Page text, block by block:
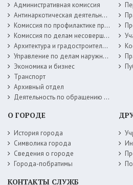
Административная комиссия
Антинаркотическая деятельность
Комиссия по профилактике правонарушений
Комиссия по делам несовершеннолетних
Архитектура и градостроительство
Управление по делам наружной рекламы
Экономика и бизнес
Транспорт
Архивный отдел
Деятельность по обращению с животными без владельцев
О ГОРОДЕ
История города
Символика города
Сведения о городе
Города-побратимы
КОНТАКТЫ СЛУЖБ